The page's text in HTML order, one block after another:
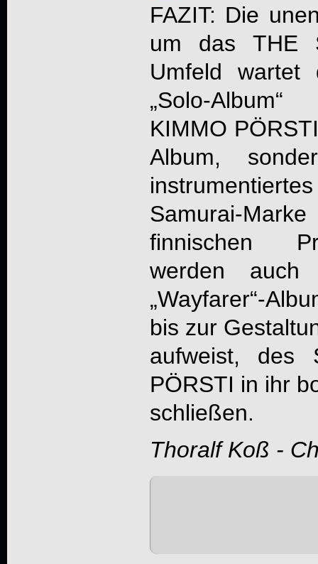
FAZIT: Die
um das THE
Umfeld
„Solo-
KIMMO
Album,
Samurai-
finnischen
werden auch
„Wayfarer“-
bis zur
aufweist, des
PÖRSTI in ihr
schließen.
Thoralf Koß -